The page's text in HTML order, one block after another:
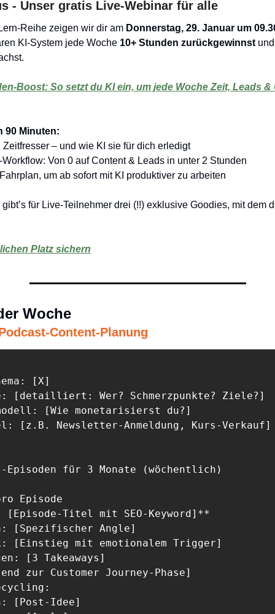
- Unser gratis Live-Webinar für alle
Reihe zeigen wir dir am Donnerstag, 29. Januar um
KI-System jede Woche 10+ Stunden zurückgewinnst
Boost: So setzt du KI ein, um jede Woche Zeit, Leads &
90 Minuten:
– und wie KI sie für dich erledigt
Von 0 auf Content & Leads in unter 2 Stunden
um ab sofort mit KI produktiver zu arbeiten
für Live-Teilnehmer drei (!!) exklusive Goodies, mit dem
Platz sichern
Woche
Content-Planung
[X]
[detailliert: Wer? Schmerzpunkte? Ziele?]
[Wie monetarisierst du?]
[z.B. Newsletter-Anmeldung, Kurs-Verkauf]
Episoden für 3 Monate (wöchentlich)
Episode
[Episode-Titel mit SEO-Keyword]**
[Spezifischer Angle]
[Einstieg mit emotionalem Trigger]
[3 Takeaways]
zur Customer Journey-Phase]
[Post-Idee]